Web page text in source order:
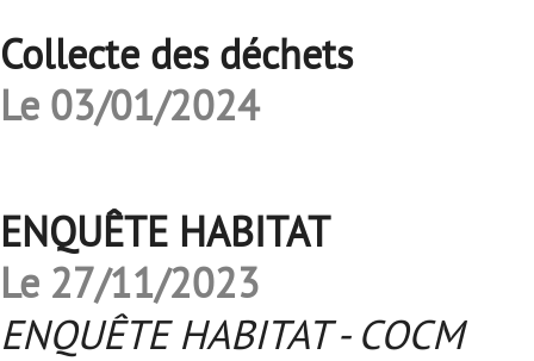
Collecte des déchets
Le 03/01/2024
ENQUÊTE HABITAT
Le 27/11/2023
ENQUÊTE HABITAT - COCM